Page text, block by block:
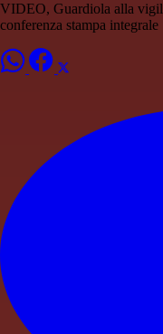
VIDEO, Guardiola alla
conferenza stampa integrale